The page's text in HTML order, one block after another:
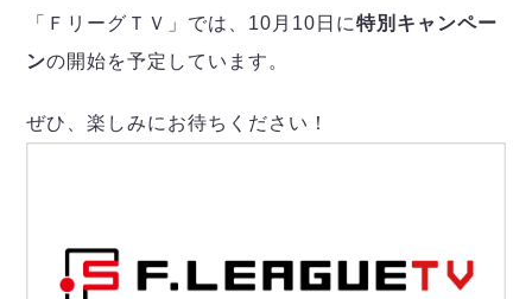
ミラクルスマイル新居浜
「ＦリーグＴＶ」では、10月10日に特別キャンペー
ンの開始を予定しています。
ぜひ、楽しみにお待ちください！